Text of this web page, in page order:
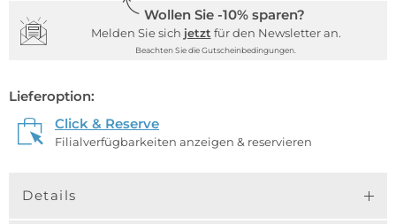
Wollen Sie -10% sparen?
Melden Sie sich jetzt für den Newsletter an.
Beachten Sie die Gutscheinbedingungen.
Lieferoption:
Click & Reserve
Filialverfügbarkeiten anzeigen & reservieren
Details